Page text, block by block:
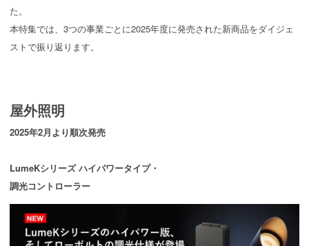
た。
本特集では、3つの事業ごとに2025年度に発売された新商品をダイジェ
ストで振り返ります。
屋外照明
2025年2月より順次発売
LumeKシリーズ ハイパワータイプ・
調光コントローラー